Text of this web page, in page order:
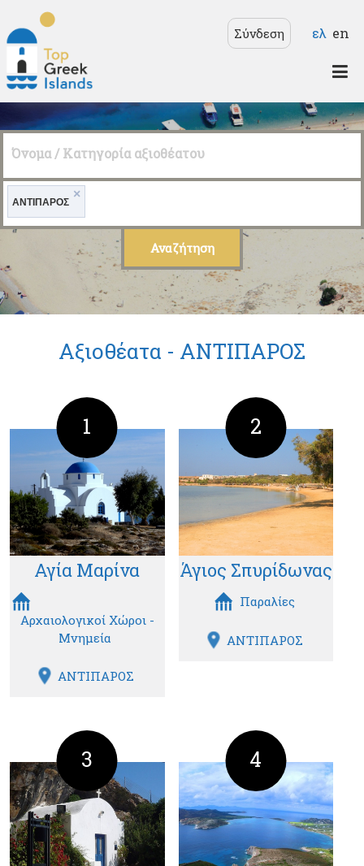
κυρίως περιεχόμενο
Top
Greek
Islands
Σύνδεση ελ en
Όνομα / Κατηγορία αξιοθέατου
×
ΑΝΤΙΠΑΡΟΣ
Αξιοθέατα - ΑΝΤΙΠΑΡΟΣ
1
Αγία Μαρίνα
Αρχαιολογικοί Χώροι -
Μνημεία
ΑΝΤΙΠΑΡΟΣ
2
Άγιος Σπυρίδωνας
Παραλίες
ΑΝΤΙΠΑΡΟΣ
3 4